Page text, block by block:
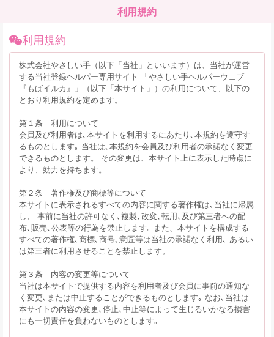
利用規約
利用規約
株式会社やさしい手（以下「当社」といいます）は、当社が運営
する当社登録ヘルパー専用サイト 「やさしい手ヘルパーウェブ
『もばイルカ』」（以下「本サイト」）の利用について、以下の
とおり利用規約を定めます。
第１条 利用について
会員及び利用者は､本サイトを利用するにあたり､本規約を遵守す
るものとします｡ 当社は､本規約を会員及び利用者の承諾なく変更
できるものとします。 その変更は、本サイト上に表示した時点に
より、効力を持ちます。
第２条 著作権及び商標等について
本サイトに表示されるすべての内容に関する著作権は､当社に帰属
し、 事前に当社の許可なく､複製､改変､転用､及び第三者への配
布､販売､公表等の行為を禁止します｡ また、本サイトを構成する
すべての著作権､商標､商号､意匠等は当社の承諾なく利用､ あるい
は第三者に利用させることを禁止します。
第３条 内容の変更等について
当社は本サイトで提供する内容を利用者及び会員に事前の通知な
く変更､または中止することができるものとします｡ なお､当社は
本サイトの内容の変更､停止､中止等によって生じるいかなる損害
にも一切責任を負わないものとします｡